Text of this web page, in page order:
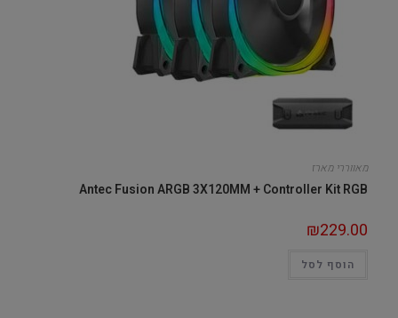
מאווררי מארז
Antec Fusion ARGB 3X120MM + Controller Kit RGB
₪229.00
הוסף לסל